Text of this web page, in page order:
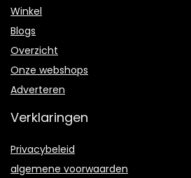
Winkel
Blogs
Overzicht
Onze webshops
Adverteren
Verklaringen
Privacybeleid
algemene voorwaarden